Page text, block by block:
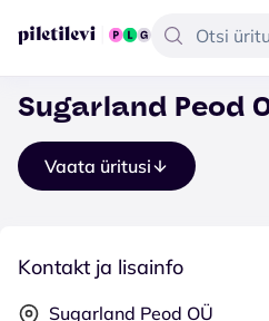
Sugarland Peod
Vaata üritusi
Kontakt ja lisainfo
Sugarland Peod OÜ